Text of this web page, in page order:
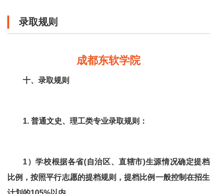
录取规则
成都东软学院
十、录取规则
1. 普通文史、理工类专业录取规则：
1）学校根据各省(自治区、直辖市)生源情况确定提档
比例，按照平行志愿的提档规则，提档比例一般控制在招生